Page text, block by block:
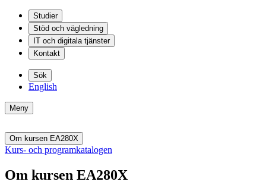
Studier
Stöd och vägledning
IT och digitala tjänster
Kontakt
Sök
English
Meny
Om kursen EA280X
Kurs- och programkatalogen
Om kursen EA280X